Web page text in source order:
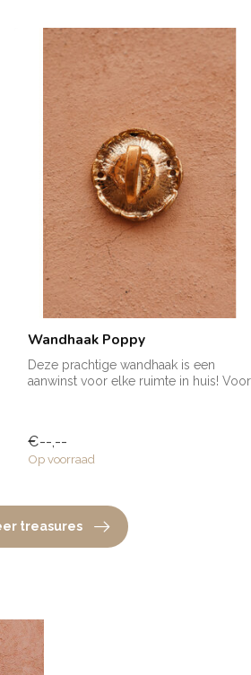
Wandhaak Poppy
Deze prachtige wandhaak is een
aanwinst voor elke ruimte in huis! Voor
€--,--
Op voorraad
treasures